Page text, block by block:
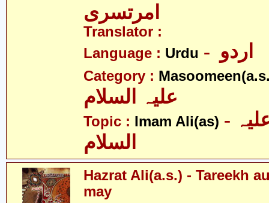
امرتسری
Translator :
Language : Urdu
Category :
Topic : Imam Ali(as) - امام علی علیہ
السلام
Hazrat Ali(a.s.) - Tareekh
may